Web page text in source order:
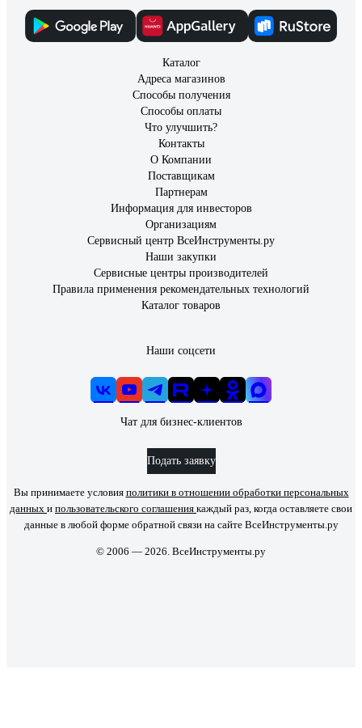
Каталог
Адреса магазинов
Способы получения
Способы оплаты
Что улучшить?
Контакты
О Компании
Поставщикам
Партнерам
Информация для инвесторов
Организациям
Сервисный центр ВсеИнструменты.ру
Наши закупки
Сервисные центры производителей
Правила применения рекомендательных технологий
Каталог товаров
Наши соцсети
Чат для бизнес-клиентов
Подать заявку
Вы принимаете условия политики в отношении обработки персональных
данных и пользовательского соглашения каждый раз, когда оставляете свои
данные в любой форме обратной связи на сайте ВсеИнструменты.ру
© 2006 — 2026. ВсеИнструменты.ру